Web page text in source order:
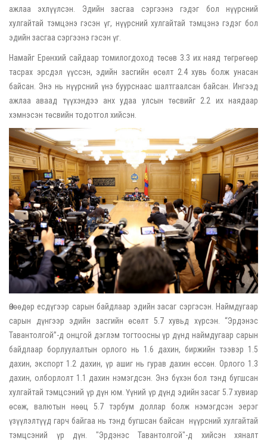
ажлаа эхлүүлсэн. Эдийн засгаа сэргээнэ гэдэг бол нүүрсний
хулгайтай тэмцэнэ гэсэн үг, нүүрсний хулгайтай тэмцэнэ гэдэг бол
эдийн засгаа сэргээнэ гэсэн үг.
Намайг Ерөнхий сайдаар томилогдоход төсөв 3.3 их наяд төгрөгөөр
тасрах эрсдэл үүссэн, эдийн засгийн өсөлт 2.4 хувь болж унасан
байсан. Энэ нь нүүрсний үнэ буурснаас шалтгаалсан байсан. Ингээд
ажлаа аваад түүхэндээ анх удаа улсын төсвийг 2.2 их наядаар
хэмнэсэн төсвийн тодотгол хийсэн.
Өнөөдөр есдүгээр сарын байдлаар эдийн засаг сэргэсэн. Наймдугаар
сарын дүнгээр эдийн засгийн өсөлт 5.7 хувьд хүрсэн. “Эрдэнэс
Тавантолгой”-д онцгой дэглэм тогтоосны үр дүнд наймдугаар сарын
байдлаар борлуулалтын орлого нь 1.6 дахин, биржийн тээвэр 1.5
дахин, экспорт 1.2 дахин, үр ашиг нь гурав дахин өссөн. Орлого 1.3
дахин, олборлолт 1.1 дахин нэмэгдсэн. Энэ бүхэн бол тэнд бугшсан
хулгайтай тэмцсэний үр дүн юм. Үүний үр дүнд эдийн засаг 5.7 хувиар
өсөж, валютын нөөц 5.7 тэрбум доллар болж нэмэгдсэн эерэг
үзүүлэлтүүд гарч байгаа нь тэнд бугшсан байсан нүүрсний хулгайтай
тэмцсэний үр дүн. "Эрдэнэс Тавантолгой"-д хийсэн хяналт